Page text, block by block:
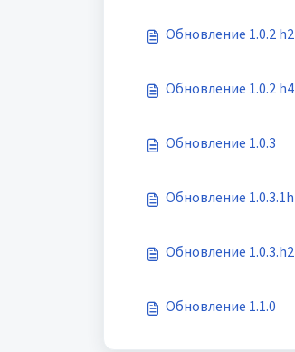
Обновление 1.0.2 h2
Обновление 1.0.2 h4
Обновление 1.0.3
Обновление 1.0.3.1h
Обновление 1.0.3.h2
Обновление 1.1.0